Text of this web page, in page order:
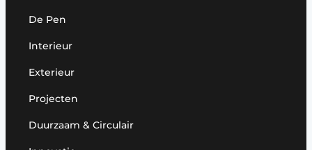
De Pen
Interieur
Exterieur
Projecten
Duurzaam & Circulair